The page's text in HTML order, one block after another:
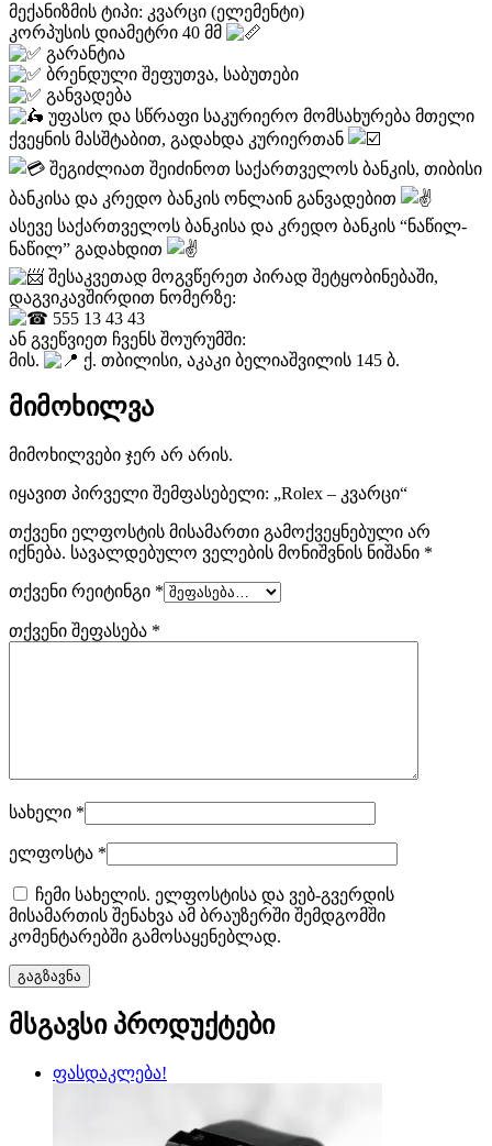
მექანიზმის ტიპი: კვარცი (ელემენტი)
კორპუსის დიამეტრი 40 მმ
გარანტია
ბრენდული შეფუთვა, საბუთები
განვადება
უფასო და სწრაფი საკურიერო მომსახურება მთელი
ქვეყნის მასშტაბით, გადახდა კურიერთან
შეგიძლიათ შეიძინოთ საქართველოს ბანკის, თიბისი
ბანკისა და კრედო ბანკის ონლაინ განვადებით
ასევე საქართველოს ბანკისა და კრედო ბანკის “ნაწილ-
ნაწილ” გადახდით
შესაკვეთად მოგვწერეთ პირად შეტყობინებაში,
დაგვიკავშირდით ნომერზე:
555 13 43 43
ან გვეწვიეთ ჩვენს შოურუმში:
მის.
ქ. თბილისი, აკაკი ბელიაშვილის 145 ბ.
მიმოხილვა
მიმოხილვები ჯერ არ არის.
იყავით პირველი შემფასებელი: „Rolex – კვარცი“
თქვენი ელფოსტის მისამართი გამოქვეყნებული არ
იქნება. სავალდებულო ველების მონიშვნის ნიშანი *
თქვენი რეიტინგი *
თქვენი შეფასება *
სახელი *
ელფოსტა *
ჩემი სახელის. ელფოსტისა და ვებ-გვერდის
მისამართის შენახვა ამ ბრაუზერში შემდგომში
კომენტარებში გამოსაყენებლად.
მსგავსი პროდუქტები
ფასდაკლება!